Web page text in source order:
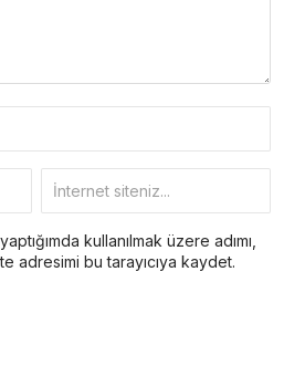
kullanılmak üzere adımı,
adresimi bu tarayıcıya kaydet.